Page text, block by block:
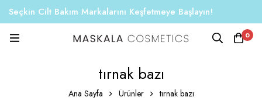
Seçkin Cilt Bakım Markalarını Keşfetmeye Başlayın!
0
tırnak bazı
Ana Sayfa Ürünler tırnak bazı